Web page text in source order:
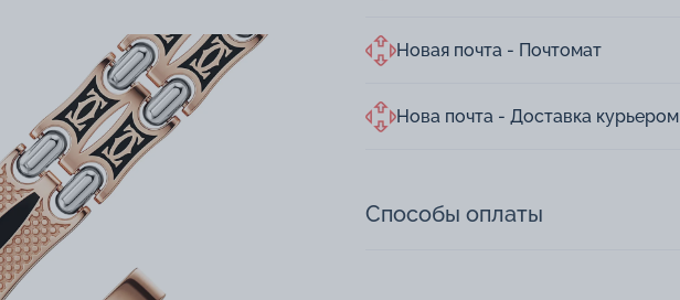
Новая почта - Почтомат
Нова почта - Доставка курьером
Способы оплаты